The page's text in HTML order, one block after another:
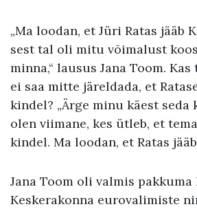
„Ma loodan, et Jüri Ratas jääb
sest tal oli mitu võimalust
minna,“ lausus Jana Toom.
ei saa mitte järeldada, et
kindel? „Ärge minu käest seda
olen viimane, kes ütleb, et
kindel. Ma loodan, et Ratas
Jana Toom oli valmis pakkuma
Keskerakonna eurovalimiste